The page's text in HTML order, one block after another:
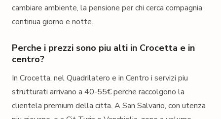
cambiare ambiente, la pensione per chi cerca compagnia
continua giorno e notte.
Perche i prezzi sono piu alti in Crocetta e in
centro?
In Crocetta, nel Quadrilatero e in Centro i servizi piu
strutturati arrivano a 40-55€ perche raccolgono la
clientela premium della citta. A San Salvario, con utenza